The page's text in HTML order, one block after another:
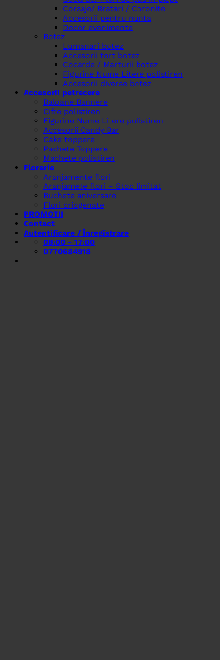
Corsaje/ Bratari / Coronite
Accesorii pentru nunta
Decor evenimente
Botez
Lumanari botez
Accesorii tort botez
Cocarde / Marturii botez
Figurine Nume Litere polistiren
Accesorii diverse botez
Accesorii petrecere
Baloane Bannere
Cifre polistiren
Figurine Nume Litere polistiren
Accesorii Candy Bar
Cake toppere
Pachete Toppere
Machete polistiren
Florarie
Aranjamente flori
Aranjamete flori – Stoc limitat
Buchete aniversare
Flori criogenate
PROMOTII
Contact
Autentificare / Înregistrare
08:00 - 17:00
0770684918